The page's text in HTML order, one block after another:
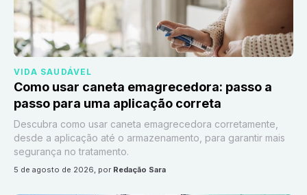
VIDA SAUDÁVEL
Como usar caneta emagrecedora: passo a
passo para uma aplicação correta
Descubra como usar caneta emagrecedora corretamente,
desde a aplicação até o armazenamento, para garantir mais
segurança no tratamento.
5 de agosto de 2026, por Redação Sara